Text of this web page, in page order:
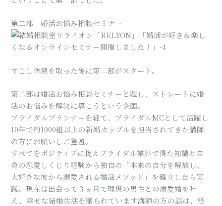
第二部 婚活お悩み相談セミナー
すこし休憩を取った後に第二部がスタート。
第二部は婚活お悩み相談セミナーと題し、ストレートに婚
活のお悩みを解決に導こうという企画。
ブライダルプランナーを経て、ブライダルMCとして活躍し
10年で約1000組以上の新婚カップルを担当されてきた講師
の方にお願いしご登壇。
すべてをポジティブに捉えブライダル業界で得た知識と自
身の恋愛しくじり経験から独自の「本来の自分を解放し、
大好きな彼から溺愛される婚活メソッド」を確立し自ら実
践。現在は出会って３ヵ月で理想の男性との溺愛婚を叶
え、幸せな結婚生活を贈られています講師の方の話は、経